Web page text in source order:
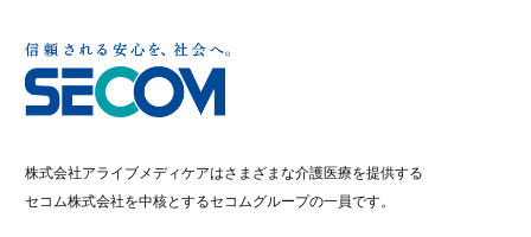
株式会社アライブメディケアはさまざまな介護医療を提供する
セコム株式会社を中核とするセコムグループの一員です。